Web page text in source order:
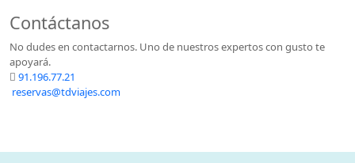
Contáctanos
No dudes en contactarnos. Uno de nuestros expertos con gusto te
apoyará.
91.196.77.21
reservas@tdviajes.com